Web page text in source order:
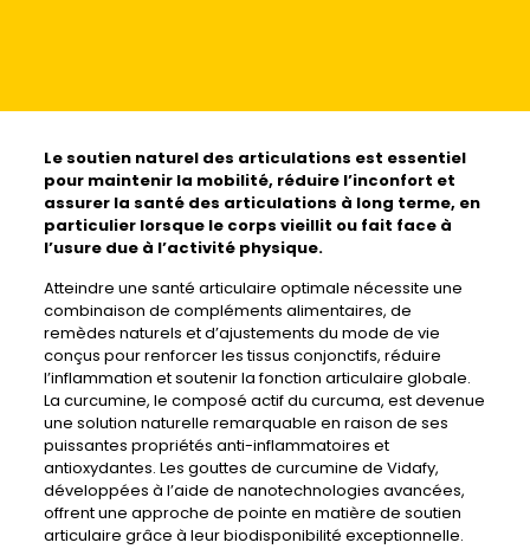
Le soutien naturel des articulations est essentiel
pour maintenir la mobilité, réduire l’inconfort et
assurer la santé des articulations à long terme, en
particulier lorsque le corps vieillit ou fait face à
l’usure due à l’activité physique.
Atteindre une santé articulaire optimale nécessite une
combinaison de compléments alimentaires, de
remèdes naturels et d’ajustements du mode de vie
conçus pour renforcer les tissus conjonctifs, réduire
l’inflammation et soutenir la fonction articulaire globale.
La curcumine, le composé actif du curcuma, est devenue
une solution naturelle remarquable en raison de ses
puissantes propriétés anti-inflammatoires et
antioxydantes. Les gouttes de curcumine de Vidafy,
développées à l’aide de nanotechnologies avancées,
offrent une approche de pointe en matière de soutien
articulaire grâce à leur biodisponibilité exceptionnelle.